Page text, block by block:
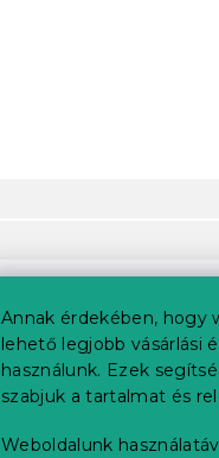
Annak érdekében, hogy
lehető legjobb vásárlási
használunk. Ezek
szabjuk a tartalmat és
Weboldalunk